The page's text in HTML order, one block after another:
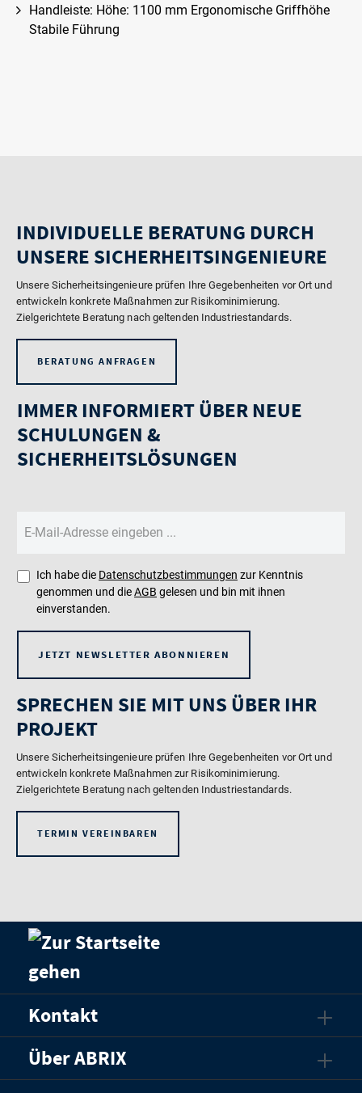
Handleiste: Höhe: 1100 mm Ergonomische Griffhöhe
Stabile Führung
INDIVIDUELLE BERATUNG DURCH
UNSERE SICHERHEITSINGENIEURE
Unsere Sicherheitsingenieure prüfen Ihre Gegebenheiten vor Ort und
entwickeln konkrete Maßnahmen zur Risikominimierung.
Zielgerichtete Beratung nach geltenden Industriestandards.
BERATUNG ANFRAGEN
IMMER INFORMIERT ÜBER NEUE
SCHULUNGEN &
SICHERHEITSLÖSUNGEN
Ich habe die Datenschutzbestimmungen zur Kenntnis
genommen und dieAGB gelesen und bin mit ihnen
einverstanden.
JETZT NEWSLETTER ABONNIEREN
SPRECHEN SIE MIT UNS ÜBER IHR
PROJEKT
Unsere Sicherheitsingenieure prüfen Ihre Gegebenheiten vor Ort und
entwickeln konkrete Maßnahmen zur Risikominimierung.
Zielgerichtete Beratung nach geltenden Industriestandards.
TERMIN VEREINBAREN
Kontakt
Über ABRIX